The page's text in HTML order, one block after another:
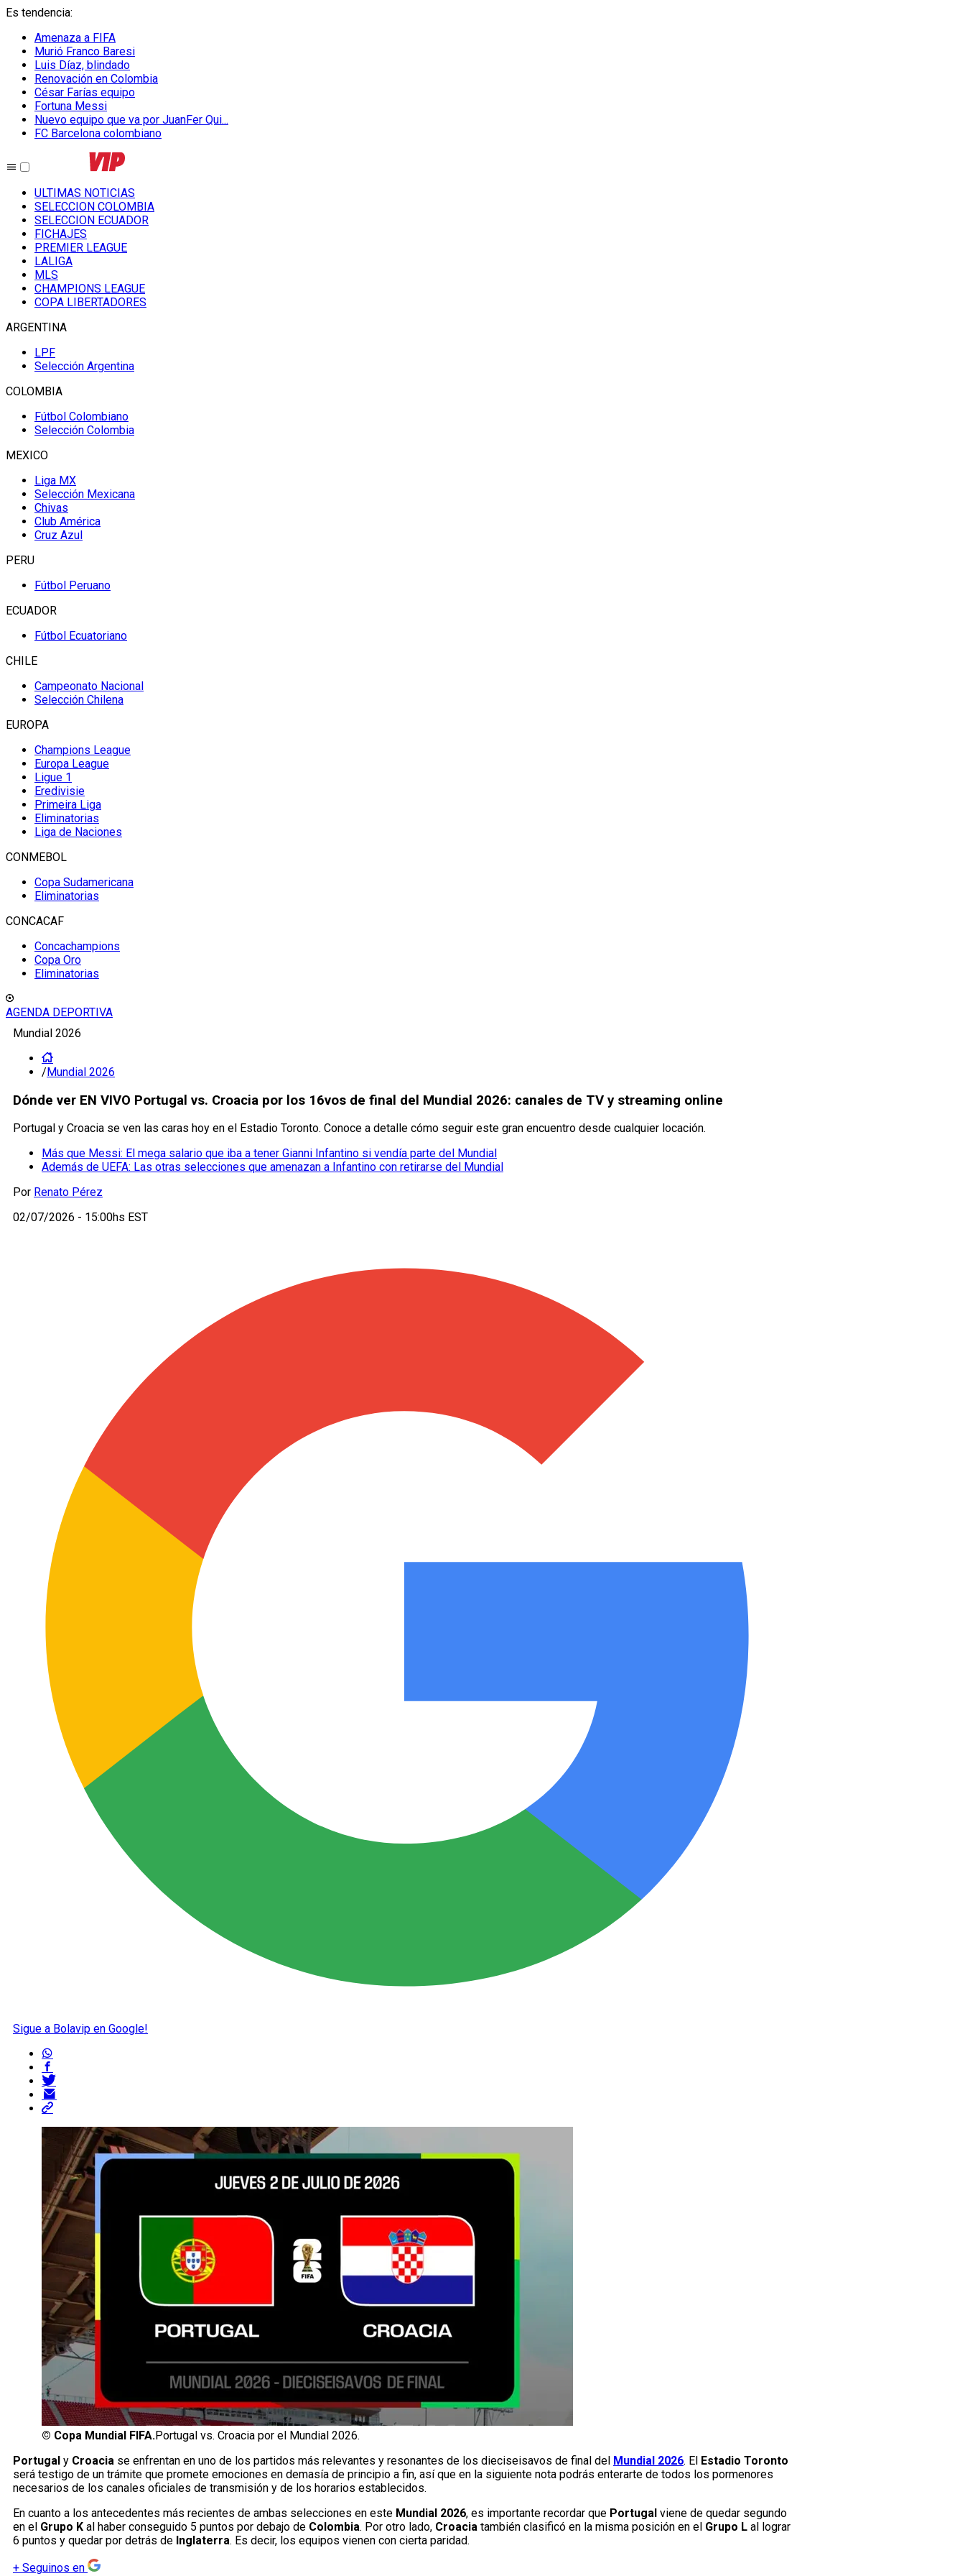
Es tendencia:
Amenaza a FIFA
Murió Franco Baresi
Luis Díaz, blindado
Renovación en Colombia
César Farías equipo
Fortuna Messi
Nuevo equipo que va por JuanFer Qui...
FC Barcelona colombiano
ULTIMAS NOTICIAS
SELECCION COLOMBIA
SELECCION ECUADOR
FICHAJES
PREMIER LEAGUE
LALIGA
MLS
CHAMPIONS LEAGUE
COPA LIBERTADORES
ARGENTINA
LPF
Selección Argentina
COLOMBIA
Fútbol Colombiano
Selección Colombia
MEXICO
Liga MX
Selección Mexicana
Chivas
Club América
Cruz Azul
PERU
Fútbol Peruano
ECUADOR
Fútbol Ecuatoriano
CHILE
Campeonato Nacional
Selección Chilena
EUROPA
Champions League
Europa League
Ligue 1
Eredivisie
Primeira Liga
Eliminatorias
Liga de Naciones
CONMEBOL
Copa Sudamericana
Eliminatorias
CONCACAF
Concachampions
Copa Oro
Eliminatorias
AGENDA DEPORTIVA
Mundial 2026
/Mundial 2026
Dónde ver EN VIVO Portugal vs. Croacia por los 16vos de final del Mundial 2026: canales de TV y streaming online
Portugal y Croacia se ven las caras hoy en el Estadio Toronto. Conoce a detalle cómo seguir este gran encuentro desde cualquier locación.
Más que Messi: El mega salario que iba a tener Gianni Infantino si vendía parte del Mundial
Además de UEFA: Las otras selecciones que amenazan a Infantino con retirarse del Mundial
Por Renato Pérez
02/07/2026 - 15:00hs EST
Sigue a Bolavip en Google!
© Copa Mundial FIFA.Portugal vs. Croacia por el Mundial 2026.
Portugal y Croacia se enfrentan en uno de los partidos más relevantes y resonantes de los dieciseisavos de final del Mundial 2026. El Estadio Toronto
será testigo de un trámite que promete emociones en demasía de principio a fin, así que en la siguiente nota podrás enterarte de todos los pormenores
necesarios de los canales oficiales de transmisión y de los horarios establecidos.
En cuanto a los antecedentes más recientes de ambas selecciones en este Mundial 2026, es importante recordar que Portugal viene de quedar segundo
en el Grupo K al haber conseguido 5 puntos por debajo de Colombia. Por otro lado, Croacia también clasificó en la misma posición en el Grupo L al lograr
6 puntos y quedar por detrás de Inglaterra. Es decir, los equipos vienen con cierta paridad.
+ Seguinos en